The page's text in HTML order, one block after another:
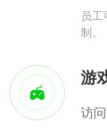
员
制。
游
访